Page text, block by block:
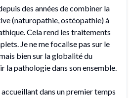
des années de combiner la
(naturopathie, ostéopathie) à
Cela rend les traitements
Je ne me focalise pas sur le
bien sur la globalité du
la pathologie dans son ensemble.
dans un premier temps